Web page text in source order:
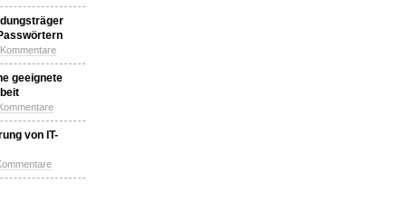
geeignete
von IT-